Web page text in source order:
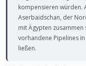
kompensieren würden.
Aserbaidschan, der
mit Ägypten
vorhandene Pipelines
ließen.